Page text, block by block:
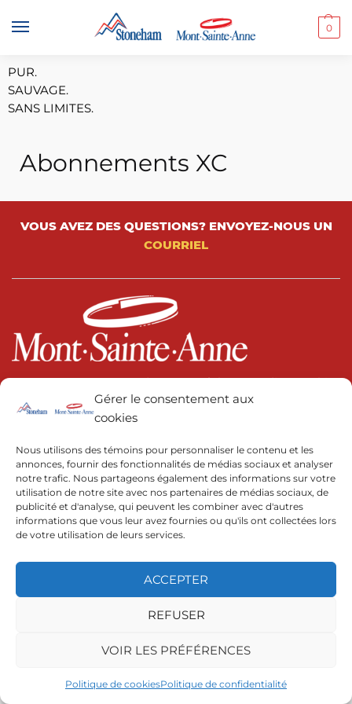
Gérer le consentement aux
cookies
Nous utilisons des témoins pour personnaliser le contenu et les
annonces, fournir des fonctionnalités de médias sociaux et analyser
notre trafic. Nous partageons également des informations sur votre
utilisation de notre site avec nos partenaires de médias sociaux, de
publicité et d'analyse, qui peuvent les combiner avec d'autres
informations que vous leur avez fournies ou qu'ils ont collectées lors
de votre utilisation de leurs services.
ACCEPTER
REFUSER
VOIR LES PRÉFÉRENCES
Politique de cookiesPolitique de confidentialité
0
PUR.
SAUVAGE.
SANS LIMITES.
Abonnements XC
VOUS AVEZ DES QUESTIONS? ENVOYEZ-NOUS UN
COURRIEL
© 2022 | Resorts of the Canadian Rockies